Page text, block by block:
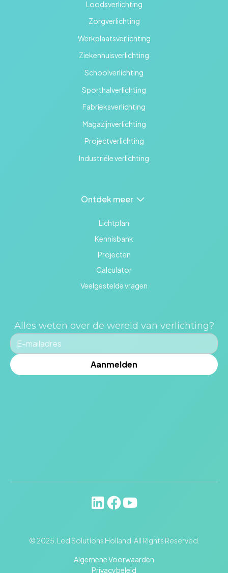
Loodsverlichting
Zorgverlichting
Werkplaatsverlichting
Ziekenhuisverlichting
Schoolverlichting
Sporthalverlichting
Fabrieksverlichting
Magazijnverlichting
Projectverlichting
Industriële verlichting
Ontdek meer
Lichtplan
Kennisbank
Projecten
Calculator
Veelgestelde vragen
Alles weten over de wereld van verlichting?
Algemene Voorwaarden
Privacybeleid
© 2025. Led Solutions Holland. All Rights Reserved.